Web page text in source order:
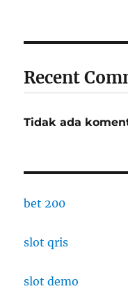
Recent
Tidak ada
bet 200
slot qris
slot demo